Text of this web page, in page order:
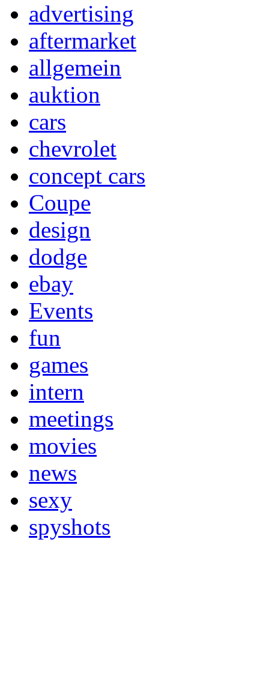
advertising
aftermarket
allgemein
auktion
cars
chevrolet
concept cars
Coupe
design
dodge
ebay
Events
fun
games
intern
meetings
movies
news
sexy
spyshots